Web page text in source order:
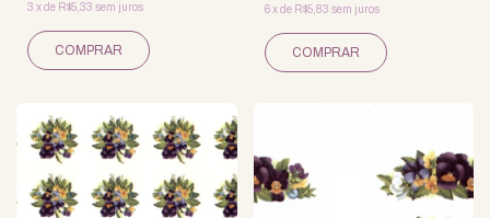
3 xde R$5,33 sem juros 6 xde R$5,83 sem juros